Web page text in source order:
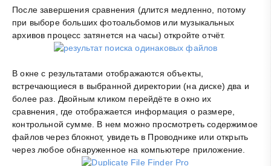
После завершения сравнения (длится медленно, потому
при выборе больших фотоальбомов или музыкальных
архивов процесс затянется на часы) откройте отчёт.
В окне с результатами отображаются объекты,
встречающиеся в выбранной директории (на диске) два и
более раз. Двойным кликом перейдёте в окно их
сравнения, где отображается информация о размере,
контрольной сумме. В нем можно просмотреть содержимое
файлов через блокнот, увидеть в Проводнике или открыть
через любое обнаруженное на компьютере приложение.